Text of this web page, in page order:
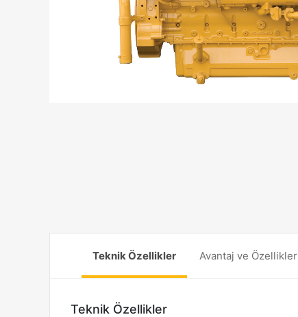
Teknik Özellikler Avantaj ve Özellikler
Teknik Özellikler